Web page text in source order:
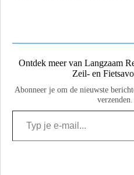
Ontdek meer van Langzaam
Zeil- en
Abonneer je om de nieuwste
verzenden.